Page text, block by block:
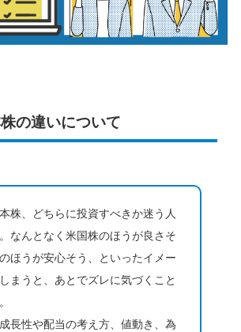
の違いについて
株、どちらに投資すべきか迷う人
なんとなく米国株のほうが良さそ
ほうが安心そう、といったイメー
まうと、あとでズレに気づくこと
長性や配当の考え方、値動き、為